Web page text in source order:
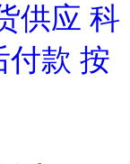
供应 科
付款 按